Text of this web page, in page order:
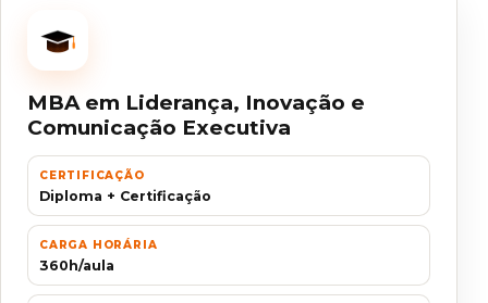
MBA em Liderança, Inovação e
Comunicação Executiva
CERTIFICAÇÃO
Diploma + Certificação
CARGA HORÁRIA
360h/aula